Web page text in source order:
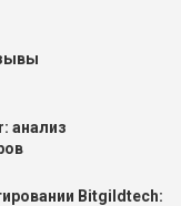
анализ
Bitgildtech: